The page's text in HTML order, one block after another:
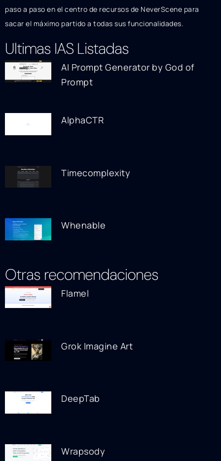
paso a paso en el centro de recursos de NeverScene para
sacar el máximo partido a todas sus funcionalidades.
Ultimas IAS Listadas
AI Prompt Generator by God of
Prompt
AlphaCTR
Timecomplexity
Whenable
Otras recomendaciones
Flamel
Grok Imagine Art
DeepTab
Wrapsody